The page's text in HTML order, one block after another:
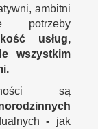
ambitni
potrzeby
usług,
wszystkim
są
- jak